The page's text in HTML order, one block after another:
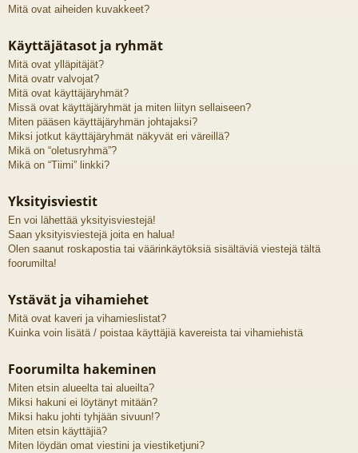
Mitä ovat aiheiden kuvakkeet?
Käyttäjätasot ja ryhmät
Mitä ovat ylläpitäjät?
Mitä ovatr valvojat?
Mitä ovat käyttäjäryhmät?
Missä ovat käyttäjäryhmät ja miten liityn sellaiseen?
Miten pääsen käyttäjäryhmän johtajaksi?
Miksi jotkut käyttäjäryhmät näkyvät eri väreillä?
Mikä on “oletusryhmä”?
Mikä on “Tiimi” linkki?
Yksityisviestit
En voi lähettää yksityisviestejä!
Saan yksityisviestejä joita en halua!
Olen saanut roskapostia tai väärinkäytöksiä sisältäviä viestejä tältä
foorumilta!
Ystävät ja vihamiehet
Mitä ovat kaveri ja vihamieslistat?
Kuinka voin lisätä / poistaa käyttäjiä kavereista tai vihamiehistä
Foorumilta hakeminen
Miten etsin alueelta tai alueilta?
Miksi hakuni ei löytänyt mitään?
Miksi haku johti tyhjään sivuun!?
Miten etsin käyttäjiä?
Miten löydän omat viestini ja viestiketjuni?